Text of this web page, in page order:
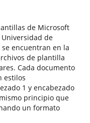
de Microsoft
de
se encuentran en la
de plantilla
Cada documento
estilos
1 y encabezado
principio que
un formato